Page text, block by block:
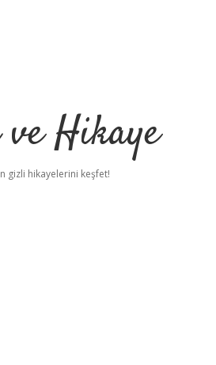
Hikaye
gizli hikayelerini keşfet!